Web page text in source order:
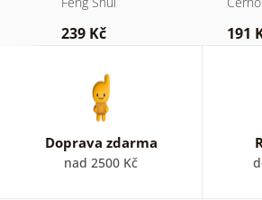
239 Kč 191
Doprava zdarma
nad 2500 Kč